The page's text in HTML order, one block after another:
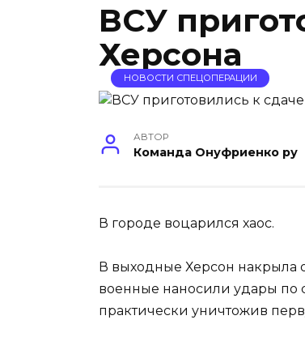
ВСУ
Херсона
НОВОСТИ СПЕЦОПЕРАЦИИ
АВТОР
Команда Онуфриенко ру
В городе воцарился хаос.
В выходные Херсон накрыла
военные наносили удары по
практически уничтожив